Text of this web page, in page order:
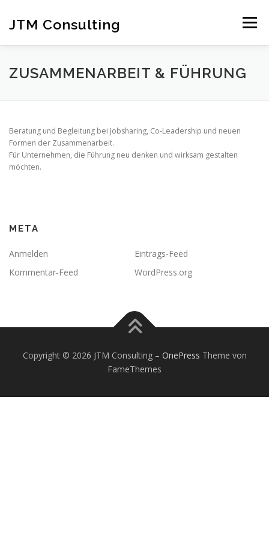
springen
JTM Consulting Menü
ÜBER UNS LEISTUNGEN
ZUSAMMENARBEIT & FÜHRUNG
Beratung und Begleitung bei Jobsharing, Co-Leadership und neuen
Formen der Zusammenarbeit.
Für Unternehmen, die Führung neu denken und wirksam gestalten
möchten.
META
Anmelden
Eintrags-Feed
Kommentar-Feed
WordPress.org
Copyright © 2026 JTM Consulting – OnePress Theme von
FameThemes